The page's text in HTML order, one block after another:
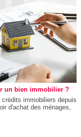
un bien immobilier ?
immobiliers depuis
d'achat des ménages,